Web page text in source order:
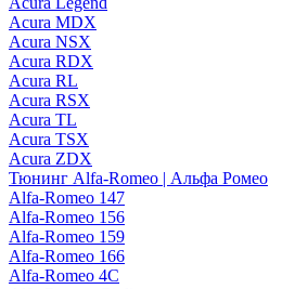
Acura MDX
Acura NSX
Acura RDX
Acura RL
Acura RSX
Acura TL
Acura TSX
Acura ZDX
Тюнинг Alfa-Romeo | Альфа Ромео
Alfa-Romeo 147
Alfa-Romeo 156
Alfa-Romeo 159
Alfa-Romeo 166
Alfa-Romeo 4C